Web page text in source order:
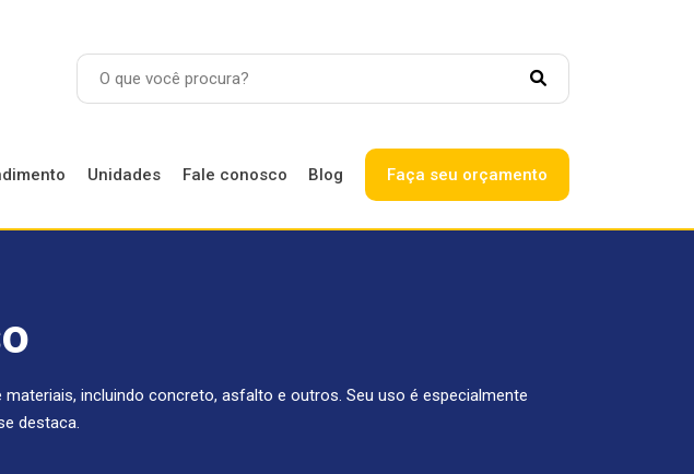
Andaimes
Equipamentos
Unidades Fale conosco
SAC
Blog Faça seu orçamento
incluindo concreto, asfalto e outros. Seu uso é especialmente
destaca.